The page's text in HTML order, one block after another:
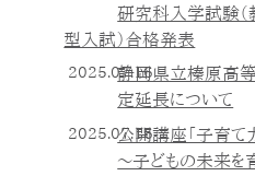
研究科入学試験
型入試）合格発表
2025.07.16静岡県立榛原高
定延長について
2025.07.16公開講座「子育て
～子どもの未来を